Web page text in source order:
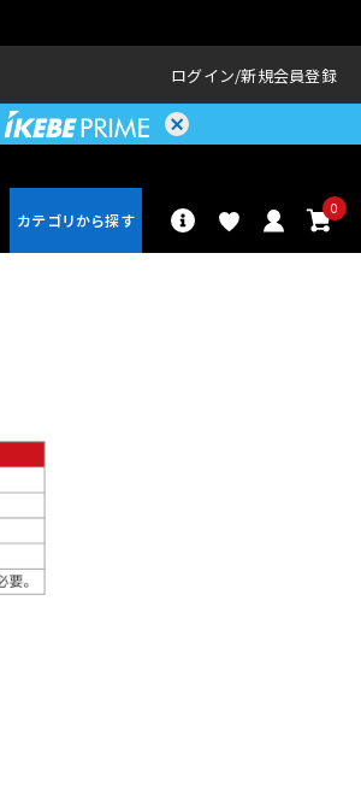
ログイン 新規会員登録
0